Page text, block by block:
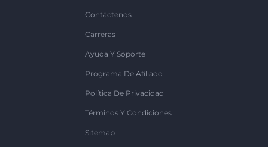
Contáctenos
Carreras
Ayuda Y Soporte
Programa De Afiliado
Política De Privacidad
Términos Y Condiciones
Sitemap